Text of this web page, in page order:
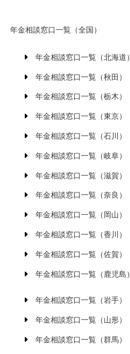
年金相談窓口一覧（全国）
年金相談窓口一覧（北海道）
年金相談窓口一覧（秋田）
年金相談窓口一覧（栃木）
年金相談窓口一覧（東京）
年金相談窓口一覧（石川）
年金相談窓口一覧（岐阜）
年金相談窓口一覧（滋賀）
年金相談窓口一覧（奈良）
年金相談窓口一覧（岡山）
年金相談窓口一覧（香川）
年金相談窓口一覧（佐賀）
年金相談窓口一覧（鹿児島）
年金相談窓口一覧（岩手）
年金相談窓口一覧（山形）
年金相談窓口一覧（群馬）